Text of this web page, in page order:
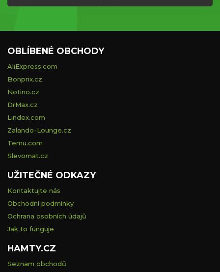
OBLÍBENÉ OBCHODY
AliExpress.com
Bonprix.cz
Notino.cz
DrMax.cz
Lindex.com
Zalando-Lounge.cz
Temu.com
Slevomat.cz
UŽITEČNÉ ODKAZY
Kontaktujte nás
Obchodní podmínky
Ochrana osobních údajů
Jak to funguje
HAMTY.CZ
Seznam obchodů